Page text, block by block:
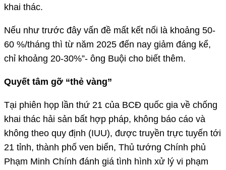
khai thác.
Nếu như trước đây vấn đề mất kết nối là khoảng 50-
60 %/tháng thì từ năm 2025 đến nay giảm đáng kể,
chỉ khoảng 20-30%”- ông Buội cho biết thêm.
Quyết tâm gỡ “thẻ vàng”
Tại phiên họp lần thứ 21 của BCĐ quốc gia về chống
khai thác hải sản bất hợp pháp, không báo cáo và
không theo quy định (IUU), được truyền trực tuyến tới
21 tỉnh, thành phố ven biển, Thủ tướng Chính phủ
Phạm Minh Chính đánh giá tình hình xử lý vi phạm